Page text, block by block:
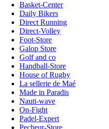
Basket-Center
Daily Bikers
Direct Running
Direct-Volley
Foot-Store
Galop Store
Golf and co
Handball-Store
House of Rugby
La sellerie de Maé
Made in Paradis
Nauti-wave
On-Fight
Padel-Expert